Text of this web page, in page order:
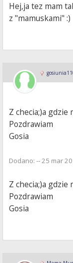
Hej,ja tez mam
z "mamuskami" :)
Z checia;)a gdzie
Pozdrawiam
Gosia
Dodano: -- 25 mar
Z checia;)a gdzie
Pozdrawiam
Gosia